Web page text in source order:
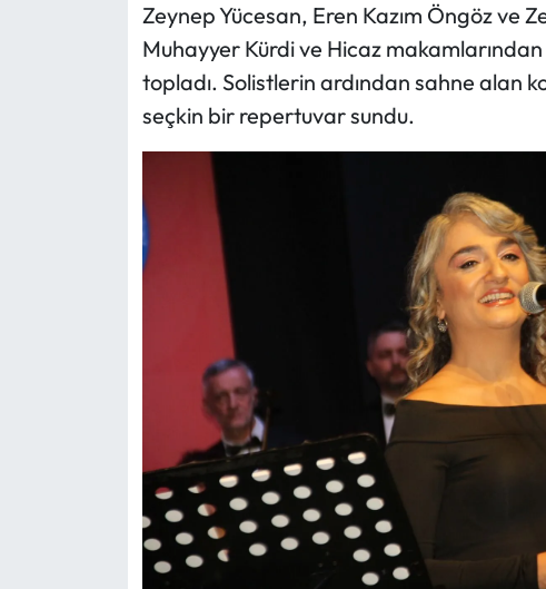
Zeynep Yücesan, Eren Kazım Öngöz ve
Muhayyer Kürdi ve Hicaz
topladı. Solistlerin ardından sahne alan
seçkin bir repertuvar sundu.